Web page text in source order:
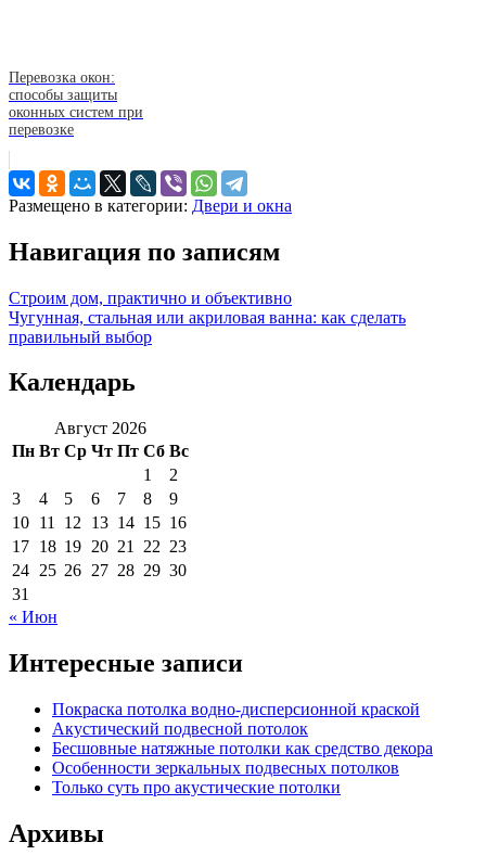
Перевозка окон:
способы защиты
оконных систем при
перевозке
Размещено в категории: Двери и окна
Навигация по записям
Строим дом, практично и объективно
Чугунная, стальная или акриловая ванна: как сделать
правильный выбор
Календарь
Август 2026
Пн Вт Ср Чт Пт Сб Вс
1
2
3
4 5 6 7 8
9
10 11 12 13 14 15 16
17 18 19 20 21 22 23
24 25 26 27 28 29 30
31
« Июн
Интересные записи
Покраска потолка водно-дисперсионной краской
Акустический подвесной потолок
Бесшовные натяжные потолки как средство декора
Особенности зеркальных подвесных потолков
Только суть про акустические потолки
Архивы